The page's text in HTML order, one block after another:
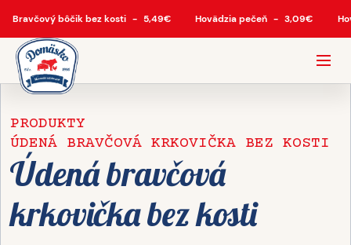
Bravčový bôčik bez kosti - 5,49€ Hovädzia pečeň - 3,09€
PRODUKTY
ÚDENÁ BRAVČOVÁ KRKOVIČKA BEZ KOSTI
Údená bravčová
krkovička bez kosti